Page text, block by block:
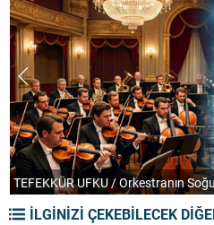
TEFEKKÜR UFKU / Orkestranın
İLGİNİZİ ÇEKEBİLECEK